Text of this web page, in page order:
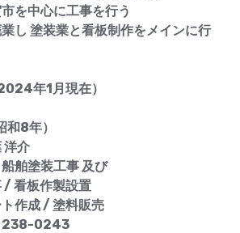
を中心に工事を行う
業し 塗装業と看板制作をメインに行
年1月現在）
8年）
洋介
舶塗装工事 及び
/ 看板作製設置
作成 / 塗料販売
238-0243